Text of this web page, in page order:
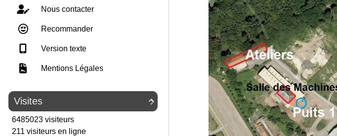
Nous contacter
Recommander
Version texte
Mentions Légales

Visites
6485023 visiteurs
211 visiteurs en ligne